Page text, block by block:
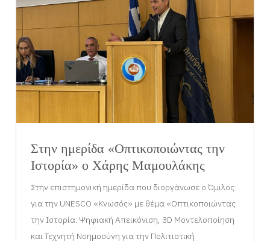
Στην ημερίδα «Οπτικοποιώντας την
Ιστορία» ο Χάρης Μαμουλάκης
Στην επιστημονική ημερίδα που διοργάνωσε ο Όμιλος
για την UNESCO «Κνωσός» με θέμα «Οπτικοποιώντας
την Ιστορία: Ψηφιακή Απεικόνιση, 3D Μοντελοποίηση
και Τεχνητή Νοημοσύνη για την Πολιτιστική